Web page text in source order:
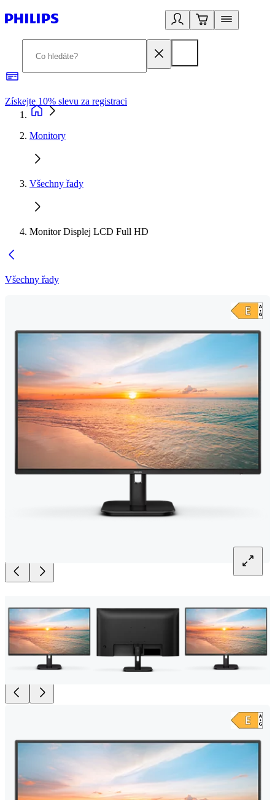
Získejte 10% slevu za registraci
Monitory
Všechny řady
Monitor Displej LCD Full HD
Všechny řady